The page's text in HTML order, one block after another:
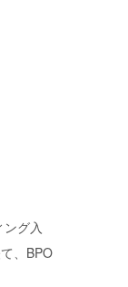
グ入
、BPO